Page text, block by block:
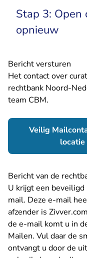
Stap 3: Open
opnieuw
Bericht versturen
Het contact over
rechtbank Noord-
team CBM.
Veilig
locatie
Bericht van de
U krijgt een
mail. Deze e-mail
afzender is
de e-mail komt u in
Mailen. Vul daar de
ontvangt u door de